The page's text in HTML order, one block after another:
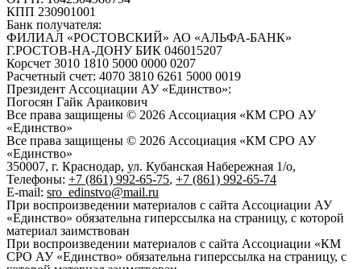
КПП 230901001
Банк получателя:
ФИЛИАЛ «РОСТОВСКИЙ» АО «АЛЬФА-БАНК»
Г.РОСТОВ-НА-ДОНУ БИК 046015207
Корсчет 3010 1810 5000 0000 0207
Расчетный счет: 4070 3810 6261 5000 0019
Президент Ассоциации АУ «Единство»:
Погосян Гайк Араикович
Все права защищены © 2026 Ассоциация «КМ СРО АУ
«Единство»
Все права защищены © 2026 Ассоциация «КМ СРО АУ
«Единство»
350007, г. Краснодар, ул. Кубанская Набережная 1/о,
Телефоны: +7 (861) 992-65-75, +7 (861) 992-65-74
E-mail: sro_edinstvo@mail.ru
При воспроизведении материалов с сайта Ассоциации АУ
«Единство» обязательна гиперссылка на страницу, с которой
материал заимствован
При воспроизведении материалов с сайта Ассоциации «КМ
СРО АУ «Единство» обязательна гиперссылка на страницу, с